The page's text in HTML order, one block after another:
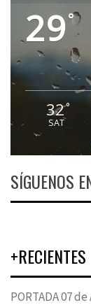
29°
32°
SAT
SÍGUENOS
+RECIENTES
PORTADA 07 de